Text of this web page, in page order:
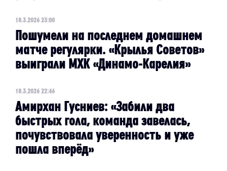
18.3.2026 23:00
Пошумели на последнем домашнем
матче регулярки. «Крылья Советов»
выиграли МХК «Динамо-Карелия»
18.3.2026 22:46
Амирхан Гусниев: «Забили два
быстрых гола, команда завелась,
почувствовала уверенность и уже
пошла вперёд»